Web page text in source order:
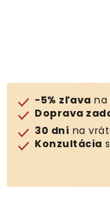
Predávané
-5% zľava na
Doprava
30 dní na
Konzultácia